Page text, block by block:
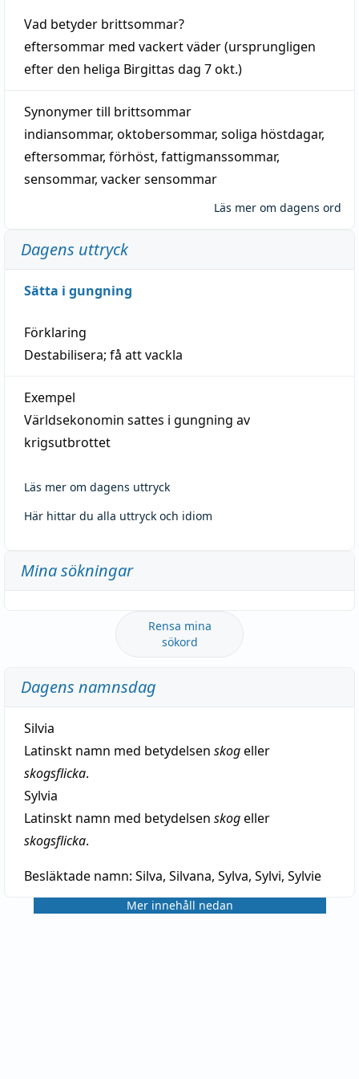
Vad betyder brittsommar?
eftersommar med vackertväder(ursprungligen
efter den heliga Birgittas dag 7 okt.)
Synonymer till brittsommar
indiansommar, oktobersommar, soliga höstdagar,
eftersommar, förhöst, fattigmanssommar,
sensommar, vacker sensommar
Läs mer om dagens ord
Dagens uttryck
Sätta i gungning
Förklaring
Destabilisera; få att vackla
Exempel
Världsekonomin sattes i gungning av
krigsutbrottet
Läs mer om dagens uttryck
Här hittar du alla uttryck och idiom
Mina sökningar
Rensa mina
sökord
Dagens namnsdag
Silvia
Latinskt namn med betydelsen skogeller
skogsflicka.
Sylvia
Latinskt namn med betydelsen skogeller
skogsflicka.
Besläktade namn: Silva, Silvana, Sylva, Sylvi, Sylvie
Mer innehåll nedan